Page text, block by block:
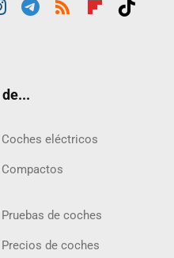
Coches eléctricos
Compactos
Pruebas de coches
Precios de coches